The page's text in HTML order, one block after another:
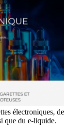
électroniques, de
que du e-liquide.